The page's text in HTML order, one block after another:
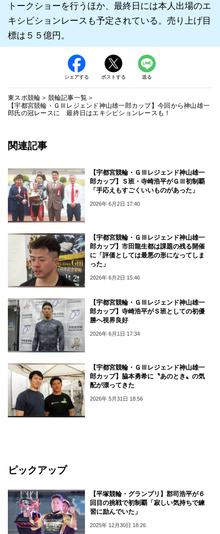
トークショーを行うほか、最終日には本人出場のエ
キシビションレースも予定されている。売り上げ目
標は５５億円。
シェアする ポストする 送る
東スポ競輪
競輪記事一覧
【宇都宮競輪・ＧⅢレジェンド神山雄一郎カップ】今回から神山雄一
郎氏の冠レースに 最終日はエキシビションレースも！
関連記事
【宇都宮競輪・ＧⅢレジェンド神山雄一
郎カップ】Ｓ班・寺崎浩平がＧⅢ初制覇
「手応えもすごくいいものがあった」
2026年 6月2日 17:40
【宇都宮競輪・ＧⅢレジェンド神山雄一
郎カップ】市田龍生都は課題の残る開催
に「評価としては最悪の形になってしま
った」
2026年 6月2日 15:46
【宇都宮競輪・ＧⅢレジェンド神山雄一
郎カップ】寺崎浩平がＳ班としての初優
勝へ視界良好
2026年 6月1日 17:34
【宇都宮競輪・ＧⅢレジェンド神山雄一
郎カップ】脇本勇希に〝あのとき〟の気
配が漂ってきた
2026年 5月31日 18:56
ピックアップ
【平塚競輪・グランプリ】郡司浩平が６
回目の挑戦で初制覇「寂しい気持ちで練
習に励んでいた」
2025年 12月30日 18:26